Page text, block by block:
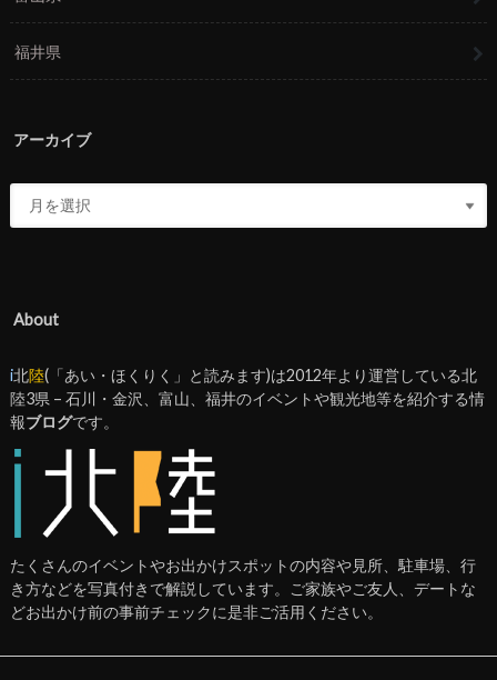
福井県
アーカイブ
About
i北陸(「あい・ほくりく」と読みます)は2012年より運営している北
陸3県 – 石川・金沢、富山、福井のイベントや観光地等を紹介する情
報ブログです。
たくさんのイベントやお出かけスポットの内容や見所、駐車場、行
き方などを写真付きで解説しています。ご家族やご友人、デートな
どお出かけ前の事前チェックに是非ご活用ください。